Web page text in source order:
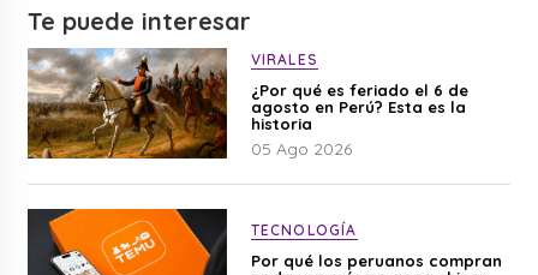
Te puede interesar
VIRALES
¿Por qué es feriado el 6 de
agosto en Perú? Esta es la
historia
05 Ago 2026
TECNOLOGÍA
Por qué los peruanos compran